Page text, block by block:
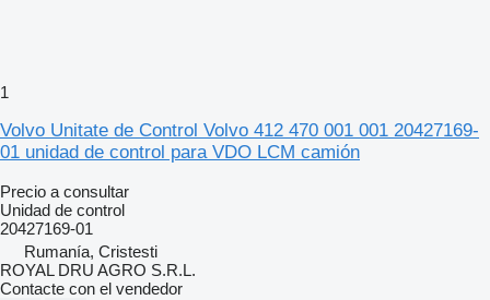
1
Volvo Unitate de Control Volvo 412 470 001 001 20427169-
01 unidad de control para VDO LCM camión
Precio a consultar
Unidad de control
20427169-01
Rumanía, Cristesti
ROYAL DRU AGRO S.R.L.
Contacte con el vendedor